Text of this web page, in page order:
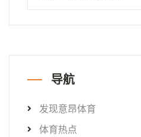
导航
发现意昂体育
体育热点